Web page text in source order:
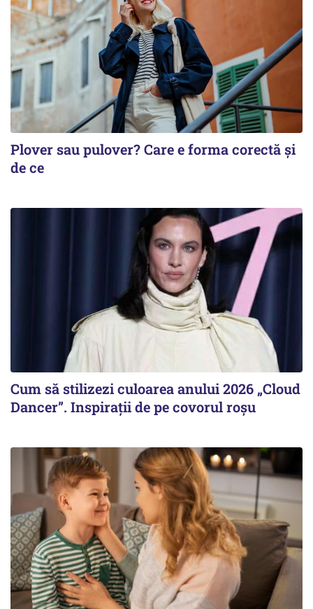
Plover sau pulover? Care e forma corectă și
de ce
Cum să stilizezi culoarea anului 2026 „Cloud
Dancer”. Inspirații de pe covorul roșu